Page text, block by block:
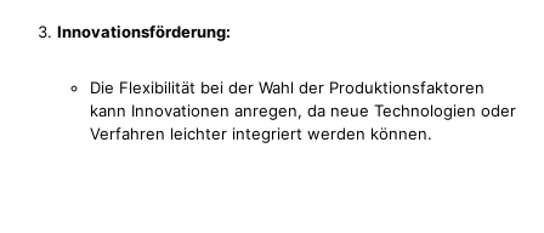
Innovationsförderung:
Die Flexibilität bei der Wahl der Produktionsfaktoren
kann Innovationen anregen, da neue Technologien oder
Verfahren leichter integriert werden können.